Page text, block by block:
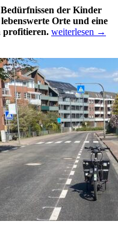
der Kinder
Orte und eine
profitieren. 8.
weiterlesen →